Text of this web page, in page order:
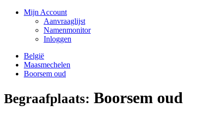
Mijn Account
Aanvraaglijst
Namenmonitor
Inloggen
België
Maasmechelen
Boorsem oud
Begraafplaats: Boorsem oud